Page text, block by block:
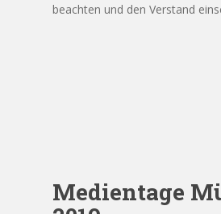
beachten und den Verstand
Medientage